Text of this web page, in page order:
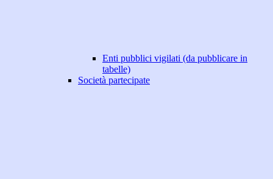
Enti pubblici vigilati (da pubblicare in
tabelle)
Società partecipate